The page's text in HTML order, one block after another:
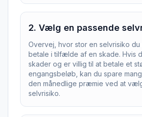
2. Vælg en passende
Overvej, hvor stor en selvrisiko du
betale i tilfælde af en skade. Hvis
skader og er villig til at betale et
engangsbeløb, kan du spare
den månedlige præmie ved at
selvrisiko.